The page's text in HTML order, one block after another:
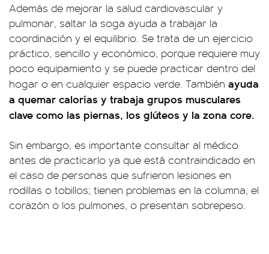
Además de mejorar la salud cardiovascular y
pulmonar, saltar la soga ayuda a trabajar la
coordinación y el equilibrio. Se trata de un ejercicio
práctico, sencillo y económico, porque requiere muy
poco equipamiento y se puede practicar dentro del
hogar o en cualquier espacio verde. También ayuda
a quemar calorías y trabaja grupos musculares
clave como las piernas, los glúteos y la zona core.
Sin embargo, es importante consultar al médico
antes de practicarlo ya que está contraindicado en
el caso de personas que sufrieron lesiones en
rodillas o tobillos; tienen problemas en la columna, el
corazón o los pulmones, o presentan sobrepeso.